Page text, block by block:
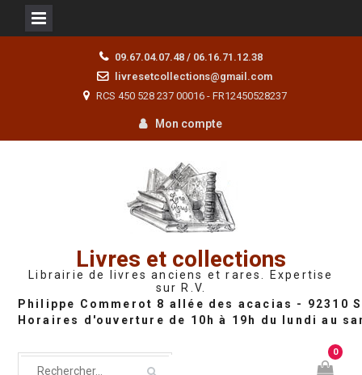
09.67.04.07.48 / 06.16.71.12.38
livresetcollections@gmail.com
RCS 450 528 237 00016 - FR12450528237
Mon compte
Livres et collections
Librairie de livres anciens et rares. Expertise
sur R.V.
0